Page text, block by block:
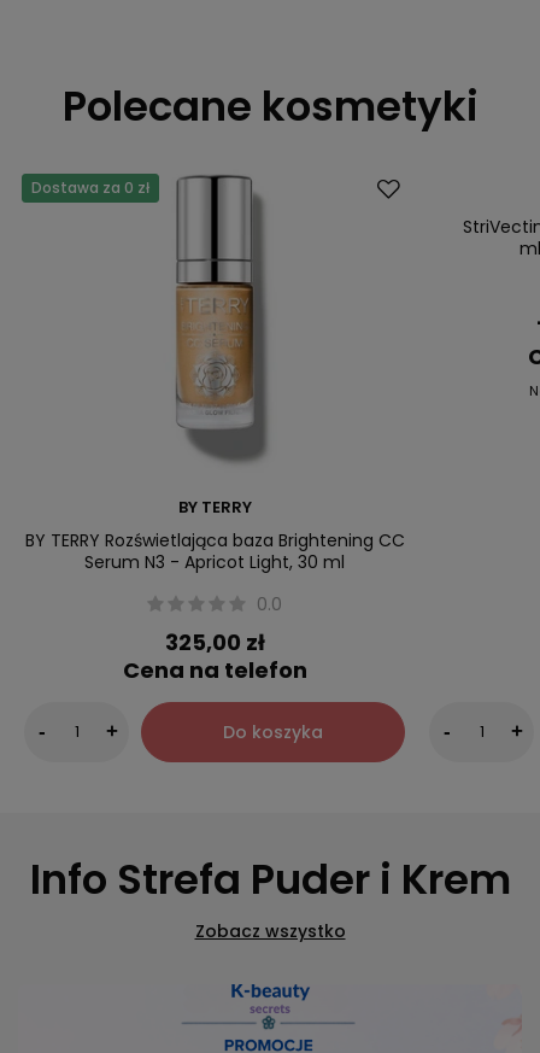
Polecane kosmetyki
Dostawa za 0 zł
BY TERRY
BY TERRY Rozświetlająca baza Brightening CC
Serum N3 - Apricot Light, 30 ml
0.0
325,00 zł
Cena na telefon
- + Do koszyka - +
Info Strefa Puder i Krem
Zobacz wszystko